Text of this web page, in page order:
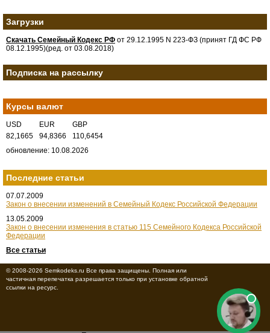
Загрузки
Скачать Семейный Кодекс РФ от 29.12.1995 N 223-ФЗ (принят ГД ФС РФ
08.12.1995)(ред. от 03.08.2018)
Подписка на рассылку
Курсы валют
USD EUR
GBP
82,1665
94,8366
110,6454
обновление: 10.08.2026
Последние статьи
07.07.2009
Закон о внесении изменений в Семейный Кодекс Российской Федерации
13.05.2009
Закон о внесении изменения в статью 115 Семейного Кодекса Российской
Федерации
Все статьи
© 2008-2026 Semkodeks.ru Все права защищены. Полная или
частичная перепечатка разрешается только при установке обратной
ссылки на ресурс.